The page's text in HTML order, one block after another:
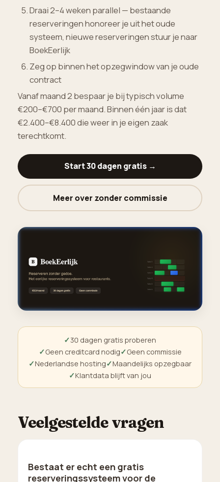
Draai 2–4 weken parallel — bestaande
reserveringen honoreer je uit het oude
systeem, nieuwe reserveringen stuur je naar
BoekEerlijk
Zeg op binnen het opzegwindow van je oude
contract
Vanaf maand 2 bespaar je bij typisch volume
€200–€700 per maand. Binnen één jaar is dat
€2.400–€8.400 die weer in je eigen zaak
terechtkomt.
Start 30 dagen gratis →
Meer over zonder commissie
30 dagen gratis proberen
Geen creditcard nodig
Geen commissie
Nederlandse hosting
Maandelijks opzegbaar
Klantdata blijft van jou
Veelgestelde vragen
Bestaat er echt een gratis
reserveringssysteem voor de